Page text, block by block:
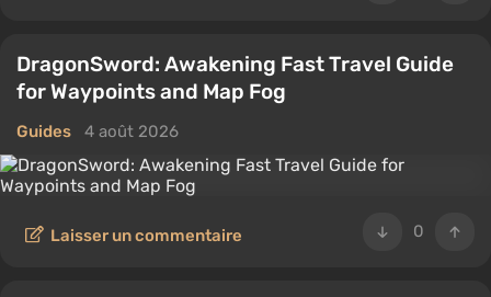
DragonSword: Awakening Fast Travel Guide
for Waypoints and Map Fog
Guides 4 août 2026
0
Laisser un commentaire